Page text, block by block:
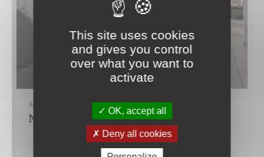
APPARTEMENT
NANGY (74380)
1 chambre(s) 45 m²
This site uses cookies
and gives you control
over what you want to
activate
OK, accept all
Deny all cookies